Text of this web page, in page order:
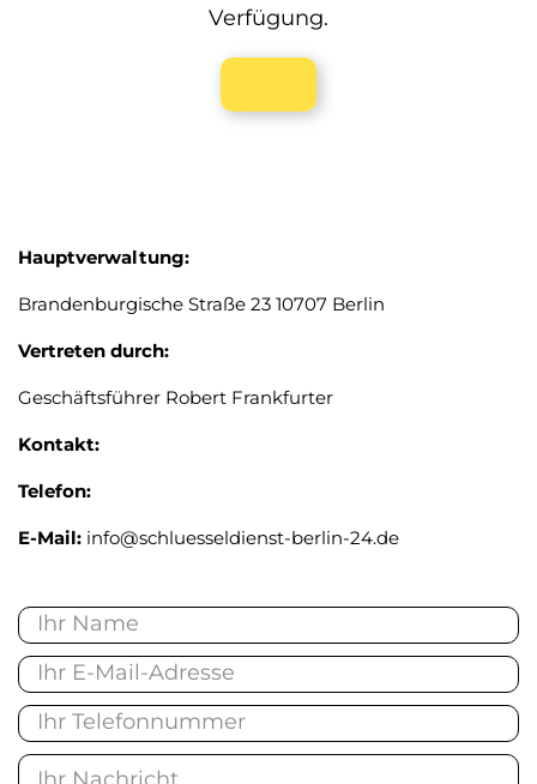
Verfügung.
Hauptverwaltung:
Brandenburgische Straße 23 10707 Berlin
Vertreten durch:
Geschäftsführer Robert Frankfurter
Kontakt:
Telefon:
E-Mail: info@schluesseldienst-berlin-24.de